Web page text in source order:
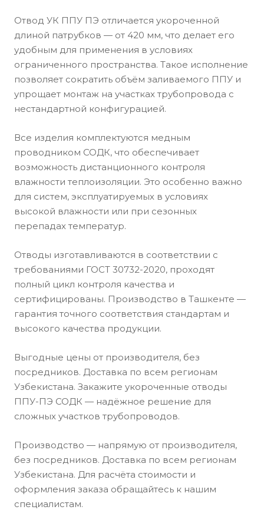
Отвод УК ППУ ПЭ отличается укороченной
длиной патрубков — от 420 мм, что делает его
удобным для применения в условиях
ограниченного пространства. Такое исполнение
позволяет сократить объём заливаемого ППУ и
упрощает монтаж на участках трубопровода с
нестандартной конфигурацией.
Все изделия комплектуются медным
проводником СОДК, что обеспечивает
возможность дистанционного контроля
влажности теплоизоляции. Это особенно важно
для систем, эксплуатируемых в условиях
высокой влажности или при сезонных
перепадах температур.
Отводы изготавливаются в соответствии с
требованиями ГОСТ 30732-2020, проходят
полный цикл контроля качества и
сертифицированы. Производство в Ташкенте —
гарантия точного соответствия стандартам и
высокого качества продукции.
Выгодные цены от производителя, без
посредников. Доставка по всем регионам
Узбекистана. Закажите укороченные отводы
ППУ-ПЭ СОДК — надёжное решение для
сложных участков трубопроводов.
Производство — напрямую от производителя,
без посредников. Доставка по всем регионам
Узбекистана. Для расчёта стоимости и
оформления заказа обращайтесь к нашим
специалистам.